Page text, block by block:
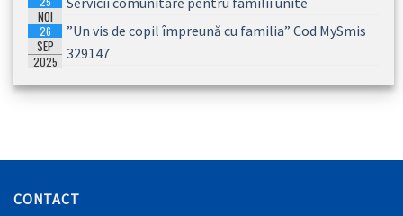
2026
NOI
2025
26
SEP
2025
”Un vis de copil împreună cu familia” Cod MySmis
329147
CONTACT